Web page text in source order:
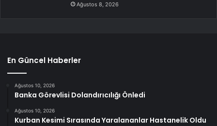
Ağustos 8, 2026
En Güncel Haberler
Ağustos 10, 2026
Banka Görevlisi Dolandırıcılığı Önledi
Ağustos 10, 2026
Kurban Kesimi Sırasında Yaralananlar Hastanelik Oldu